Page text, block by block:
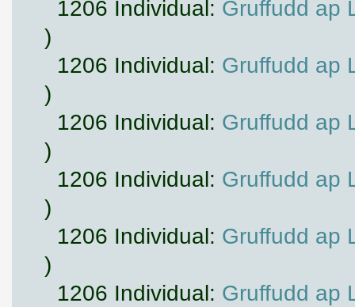
1206 Individual: Gruffudd ap
)
1206 Individual: Gruffudd ap
)
1206 Individual: Gruffudd ap
)
1206 Individual: Gruffudd ap
)
1206 Individual: Gruffudd ap
)
1206 Individual: Gruffudd ap